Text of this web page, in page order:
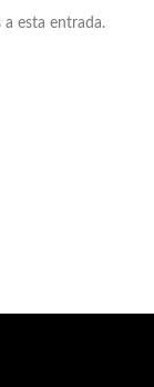
a esta entrada.